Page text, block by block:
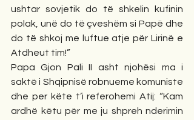
ushtar sovjetik do të shkelin kufinin
polak, unë do të çveshëm si Papë dhe
do të shkoj me luftue atje për Lirinë e
Atdheut tim!”
Papa Gjon Pali II asht njohësi ma i
saktë i Shqipnisë robnueme komuniste
dhe per këte t’i referohemi Atij: “Kam
ardhë këtu për me ju shpreh nderimin